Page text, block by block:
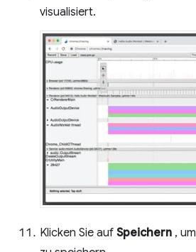
visualisiert.
Klicken Sie auf Speichern ,